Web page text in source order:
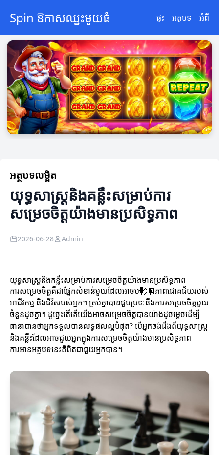
Spin ឱកាសឈ្នះមួយធំ ផ្ទះ អត្ថបទ អំពី
អត្ថបទលម្អិត
យុទ្ធសាស្ត្រនិងគន្លឹះសម្រាប់ការ
សម្រេចចិត្តយ៉ាងមានប្រសិទ្ធភាព
2026-06-28 Admin
យុទ្ធសាស្ត្រនិងគន្លឹះសម្រាប់ការសម្រេចចិត្តយ៉ាងមានប្រសិទ្ធភាព
ការសម្រេចចិត្តគឺជាផ្នែកសំខាន់មួយដែលអាចប影响ភាពជោគជ័យរបស់
អាជីវកម្ម និងជីវិតរបស់អ្នក។ គ្រប់គ្នាបានជួបប្រទៈនឹងការសម្រេចចិត្តមួយ
ចំនួនដូចគ្នា។ ដូច្នេះតើតើយើងអាចសម្រេចចិត្តបានយ៉ាងដូចម្តេចដើម្បី
ធានាបានថាអ្នកទទួលបានលទ្ធផលល្អបំផុត? បើអ្នកចង់ដឹងពីយុទ្ធសាស្ត្រ
និងគន្លឹះដែលអាចជួយអ្នកក្នុងការសម្រេចចិត្តយ៉ាងមានប្រសិទ្ធភាព
ការអានអត្ថបទនេះគឺពិតជាជួយអ្នកបាន។